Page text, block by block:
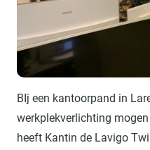
BIj een kantoorpand in
werkplekverlichting
heeft Kantin de Lavigo